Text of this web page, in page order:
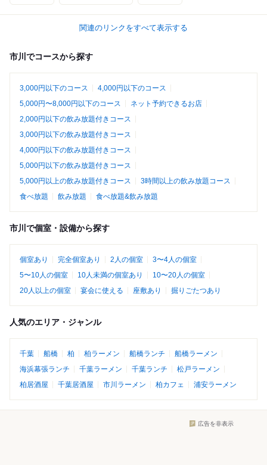
関連のリンクをすべて表示する
市川でコースから探す
3,000円以下のコース
4,000円以下のコース
5,000円〜8,000円以下のコース
ネット予約できるお店
2,000円以下の飲み放題付きコース
3,000円以下の飲み放題付きコース
4,000円以下の飲み放題付きコース
5,000円以下の飲み放題付きコース
5,000円以上の飲み放題付きコース
3時間以上の飲み放題コース
食べ放題
飲み放題 食べ放題&飲み放題
市川で個室・設備から探す
個室あり 完全個室あり 2人の個室
3〜4人の個室
5〜10人の個室
10人未満の個室あり
10〜20人の個室
20人以上の個室
宴会に使える 座敷あり 掘りごたつあり
人気のエリア・ジャンル
千葉 船橋 柏 柏ラーメン 船橋ランチ
船橋ラーメン
海浜幕張ランチ
千葉ラーメン 千葉ランチ
松戸ラーメン
柏居酒屋
千葉居酒屋 市川ラーメン 柏カフェ 浦安ラーメン
広告を非表示